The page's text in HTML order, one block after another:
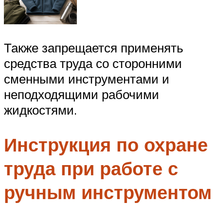
Также запрещается применять
средства труда со сторонними
сменными инструментами и
неподходящими рабочими
жидкостями.
Инструкция по охране
труда при работе с
ручным инструментом